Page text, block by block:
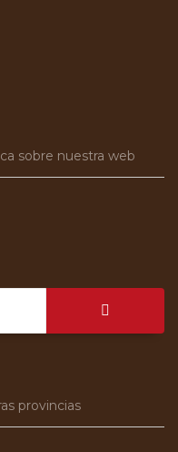
sobre nuestra web
provincias